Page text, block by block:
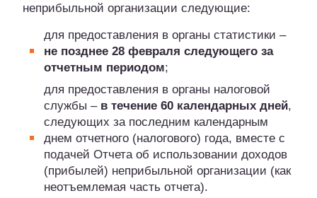
неприбыльной организации следующие:
для предоставления в органы статистики –
не позднее 28 февраля следующего за
отчетным периодом;
для предоставления в органы налоговой
службы – в течение 60 календарных дней,
следующих за последним календарным
днем отчетного (налогового) года, вместе с
подачей Отчета об использовании доходов
(прибылей) неприбыльной организации (как
неотъемлемая часть отчета).